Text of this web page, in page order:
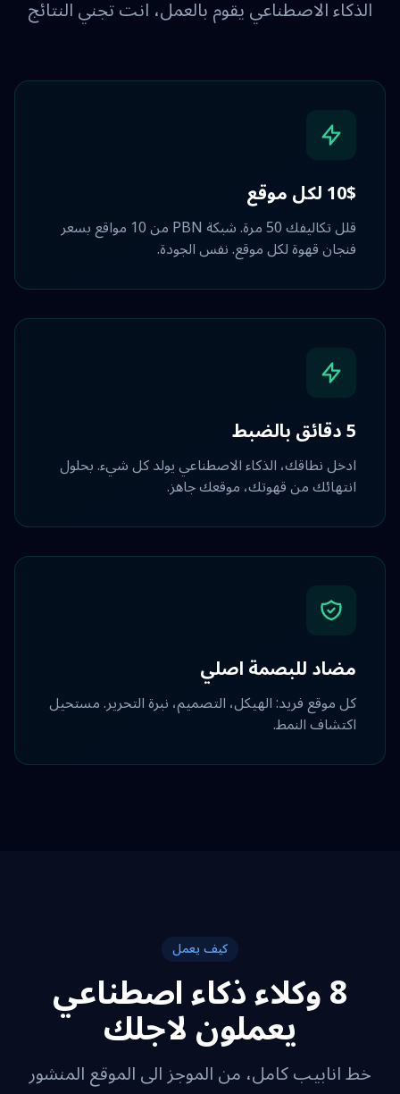
الذكاء الاصطناعي يقوم بالعمل، انت تجني النتائج
10$ لكل موقع
قلل تكاليفك 50 مرة. شبكة PBN من 10 مواقع بسعر
فنجان قهوة لكل موقع. نفس الجودة.
5 دقائق بالضبط
ادخل نطاقك، الذكاء الاصطناعي يولد كل شيء. بحلول
انتهائك من قهوتك، موقعك جاهز.
مضاد للبصمة اصلي
كل موقع فريد: الهيكل، التصميم، نبرة التحرير. مستحيل
اكتشاف النمط.
كيف يعمل
8 وكلاء ذكاء اصطناعي
يعملون لاجلك
خط انابيب كامل، من الموجز الى الموقع المنشور